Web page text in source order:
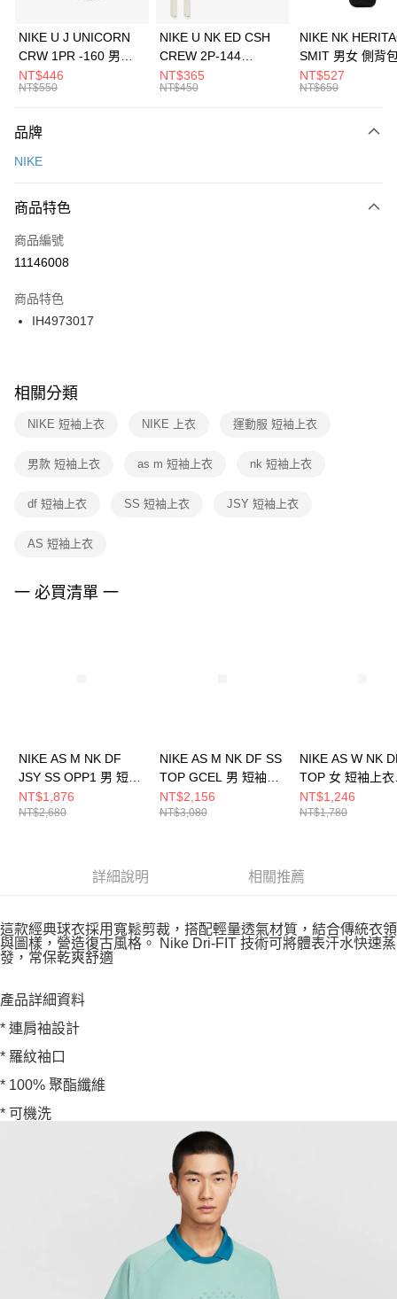
元大商業銀行
台灣樂天信用卡公司
全盈+PAY
AFTEE先享後付
【關於「AFTEE先享後付」】
便利好安心！
３．安心：先確認商品／服務後，再付款。
【「AFTEE先享後付」結帳流程】
１．於結帳方式選擇「AFTEE先享後付」後，將跳轉至「AFTEE先享後付」
２．訂單成立數日內，您將收到繳費通知簡訊。
３．收到繳費通知簡訊後14天內，點擊此簡訊中的連結，可透過四大超商／
ATM／網路銀行／等多元方式進行付款，方視為交易完成。
※ 交易是否成功請以「AFTEE先享後付 」之結帳頁面顯示為準，若有關於
是否繳費成功／繳費後需取消欲退款等相關疑問，請聯繫「AFTEE先享後付
客戶支援中心」https://netprotections.freshdesk.com/support/home
１．透過由恩沛科技股份有限公司提供之「AFTEE先享後付」服務完成之交
權轉讓予恩沛科技股份有限公司。
３．未成年的使用者請事先徵得法定代理人或監護人之同意方可使用
４．使用「AFTEE先享後付」時，將依據個別帳號之用戶狀況，依本公司即
運送方式
每筆NT$100，滿NT$1,500(含以上)免運費
宅配
每筆NT$100，滿NT$1,500(含以上)免運費
付款後門市自取
每筆NT$100，滿NT$1,500(含以上)免運費
NIKE U J UNICORN
CRW 1PR -160 男女
中統襪 FZ3393100
NT$446
NT$550
NIKE U NK ED CSH
CREW 2P-144
EMBRDY 男女 短統襪
FZ3073133
NT$365
NT$450
NIKE NK
SMIT 男女 側背
BA5871010
NT$527
NT$650
品牌
NIKE
商品特色
商品編號
11146008
商品特色
IH4973017
相關分類
NIKE 短袖上衣 NIKE 上衣 運動服 短袖上衣
男款 短袖上衣 as m 短袖上衣 nk 短袖上衣
df 短袖上衣 SS 短袖上衣 JSY 短袖上衣
AS 短袖上衣
一 必買清單 一
NIKE AS M NK DF
JSY SS OPP1 男 短袖
上衣 IH4973010
NT$1,876
NT$2,680
NIKE AS M NK DF SS
TOP GCEL 男 短袖上
衣 IH9267010
NT$2,156
NT$3,080
NIKE AS W NK
TOP 女 短袖上衣
HQ8080104
NT$1,246
NT$1,780
詳細說明 相關推薦
這款經典球衣採用寬鬆剪裁，搭配輕量透氣材質，結合傳統衣領
與圖樣，營造復古風格。 Nike Dri-FIT 技術可將體表汗水快速蒸
發，常保乾爽舒適
產品詳細資料
* 連肩袖設計
* 羅紋袖口
* 100% 聚酯纖維
* 可機洗